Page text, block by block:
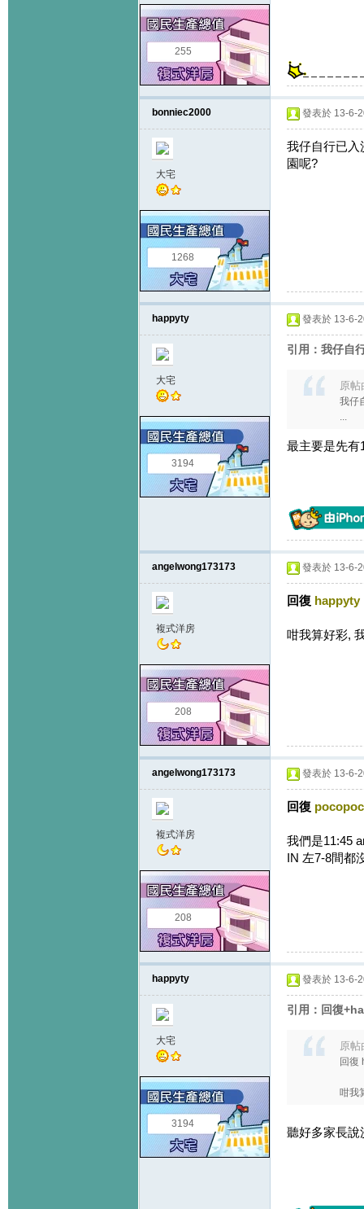
255
bonniec2000
大宅
1268
發表於 13-6-
我仔自行已入
園呢?
happyty
大宅
3194
發表於 13-6-
引用：我仔自
原
我仔
...
最主要是先有
angelwong173173
複式洋房
208
發表於 13-6-
回復 happyty
咁我算好彩,
angelwong173173
複式洋房
208
發表於 13-6-
回復
我們是11:45
IN 左7-8間都
happyty
大宅
3194
發表於 13-6-
引用：回復
原
回復
咁我
聽好多家長說